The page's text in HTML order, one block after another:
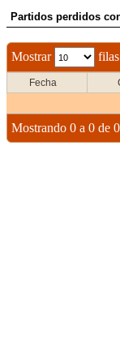
Partidos perdidos
Mostrar filas
Fecha
Mostrando 0 a 0 de